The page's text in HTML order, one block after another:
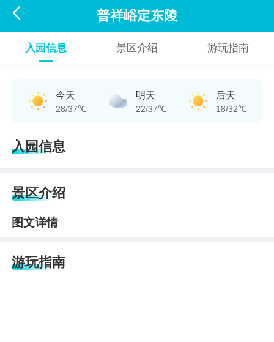
 普祥峪定东陵
入园信息 景区介绍 游玩指南
今天
28/37℃
明天
22/37℃
后天
18/32℃
入园信息
景区介绍
图文详情
游玩指南